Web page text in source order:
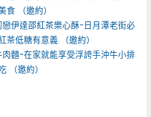
食 （邀約）
伊達邵紅茶樂心酥-日月潭老街必
茶低糖有意義 （邀約）
麵-在家就能享受浮誇手沖牛小排
（邀約）